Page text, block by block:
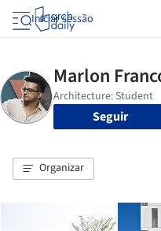
Iniciar sessão
Seguir
Organizar